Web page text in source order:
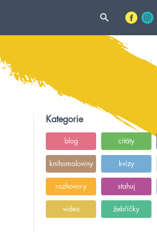
Kategorie
blog citáty
knihomoloviny kvízy
rozhovory stahuj
videa žebříčky